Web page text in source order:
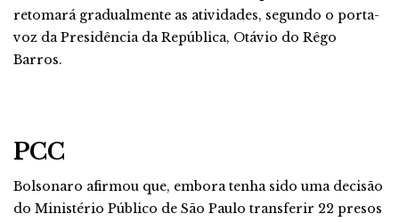
retomará gradualmente as atividades, segundo o porta-
voz da Presidência da República, Otávio do Rêgo
Barros.
PCC
Bolsonaro afirmou que, embora tenha sido uma decisão
do Ministério Público de São Paulo transferir 22 presos